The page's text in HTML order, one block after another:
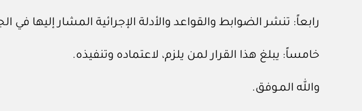
رابعاً: تنشر الضوابط والقواعد والأدلة الإجرائية المشار إليها
خامساً: يبلغ هذا القرار لمن يلزم، لاعتماده وتنفيذه.
والله المـوفق.